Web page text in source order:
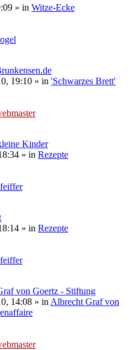
» in Witze-Ecke
19:10 » in 'Schwarzes Brett'
Kinder
» in Rezepte
» in Rezepte
von Goertz - Stiftung
14:08 » in Albrecht Graf von